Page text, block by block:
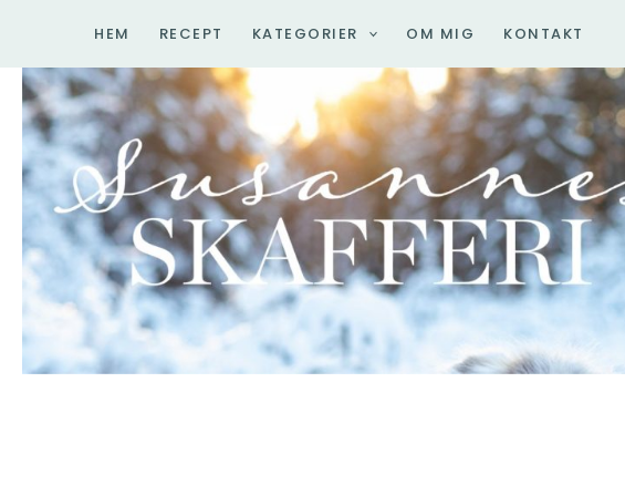
innehåll
HEM RECEPT KATEGORIER OM MIG KONTAKT